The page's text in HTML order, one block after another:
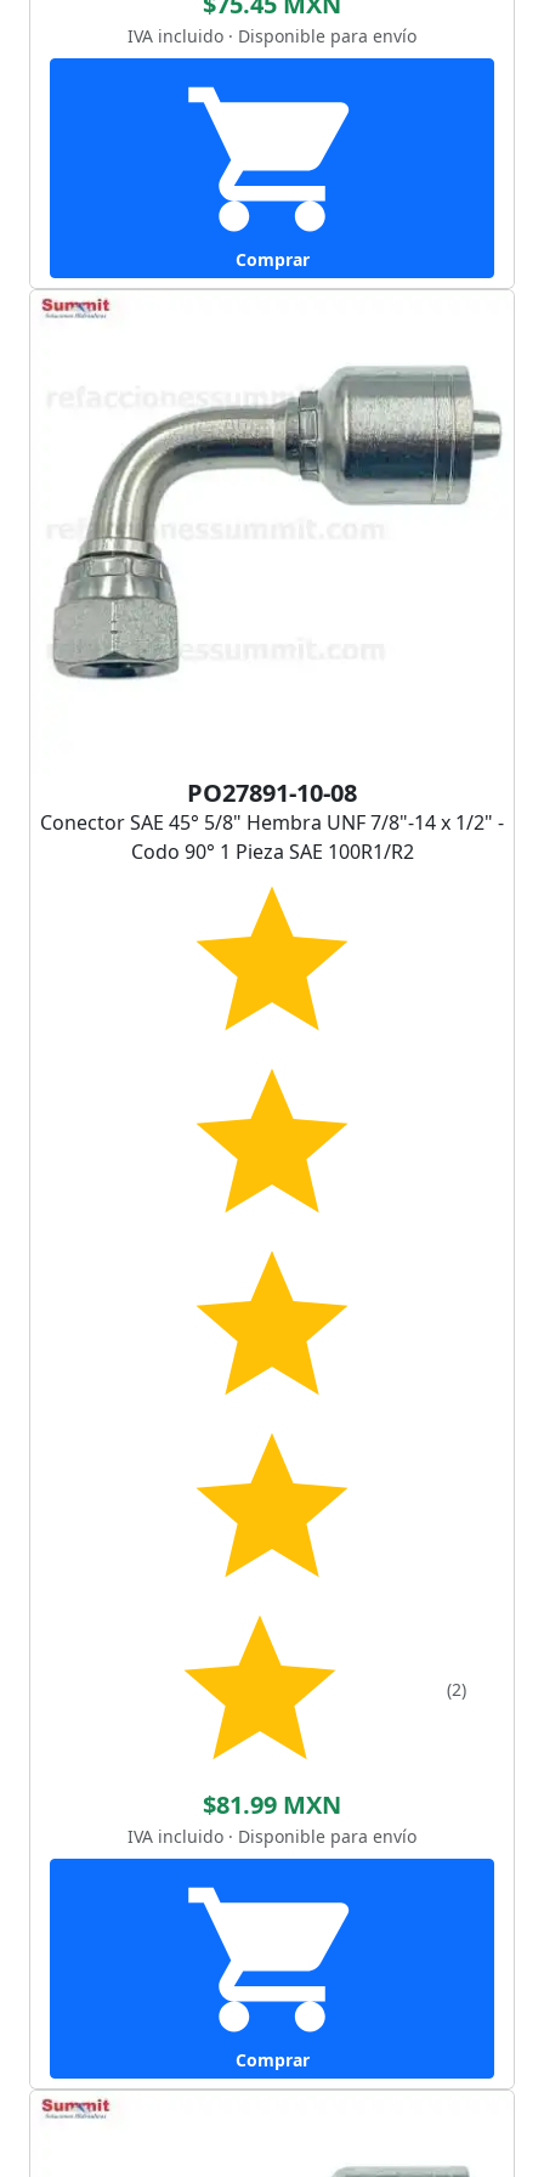
IVA incluido · Disponible para envío
Comprar
PO27891-10-08
Conector SAE 45° 5/8" Hembra UNF 7/8"-14 x 1/2" -
Codo 90° 1 Pieza SAE 100R1/R2
(2)
$81.99 MXN
IVA incluido · Disponible para envío
Comprar